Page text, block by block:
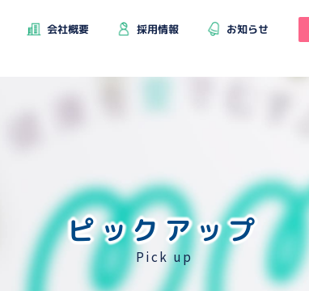
会社概要 採用情報 お知らせ
ピックアップ
Pick up